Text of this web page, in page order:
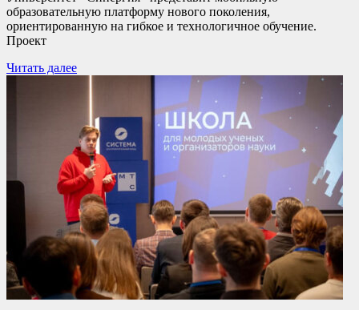
образовательную платформу нового поколения,
ориентированную на гибкое и технологичное обучение.
Проект
Читать далее